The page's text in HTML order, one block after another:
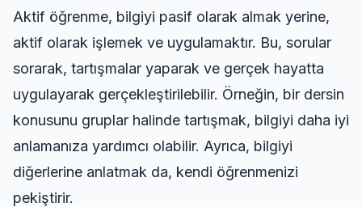
Aktif öğrenme, bilgiyi pasif olarak almak yerine,
aktif olarak işlemek ve uygulamaktır. Bu, sorular
sorarak, tartışmalar yaparak ve gerçek hayatta
uygulayarak gerçekleştirilebilir. Örneğin, bir dersin
konusunu gruplar halinde tartışmak, bilgiyi daha iyi
anlamanıza yardımcı olabilir. Ayrıca, bilgiyi
diğerlerine anlatmak da, kendi öğrenmenizi
pekiştirir.